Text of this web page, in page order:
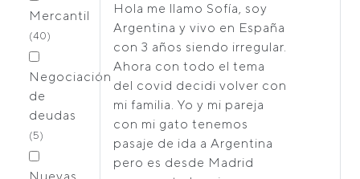
Mercantil
(40)
Negociación
de
deudas
(5)
Hola me llamo Sofía, soy
Argentina y vivo en España
con 3 años siendo irregular.
Ahora con todo el tema
del covid decidi volver con
mi familia. Yo y mi pareja
con mi gato tenemos
pasaje de ida a Argentina
pero es desde Madrid